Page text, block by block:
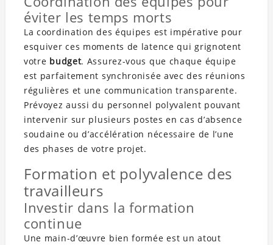
éviter les temps morts
La coordination des équipes est impérative pour
esquiver ces moments de latence qui grignotent
votre budget. Assurez-vous que chaque équipe
est parfaitement synchronisée avec des réunions
régulières et une communication transparente.
Prévoyez aussi du personnel polyvalent pouvant
intervenir sur plusieurs postes en cas d’absence
soudaine ou d’accélération nécessaire de l’une
des phases de votre projet.
Formation et polyvalence des
travailleurs
Investir dans la formation
continue
Une main-d’œuvre bien formée est un atout